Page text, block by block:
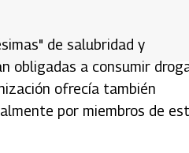
de salubridad y
obligadas a consumir
ofrecía también
por miembros de